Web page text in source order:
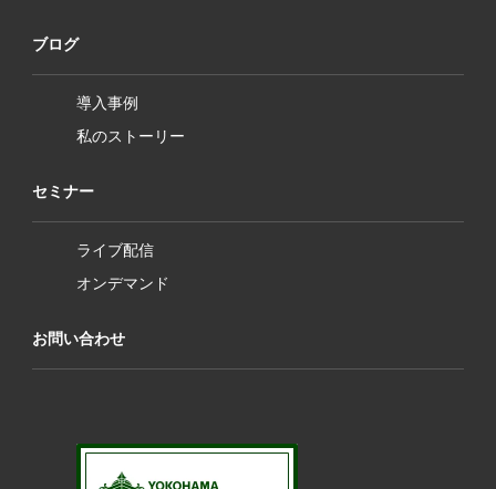
ブログ
導入事例
私のストーリー
セミナー
ライブ配信
オンデマンド
お問い合わせ